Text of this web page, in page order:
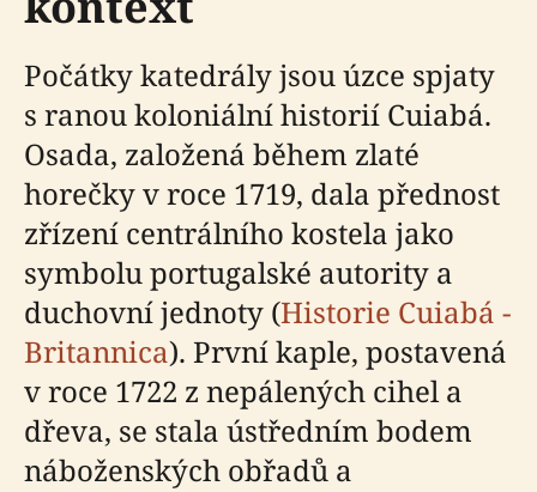
Počátky katedrály jsou úzce spjaty
s ranou koloniální historií Cuiabá.
Osada, založená během zlaté
horečky v roce 1719, dala přednost
zřízení centrálního kostela jako
symbolu portugalské autority a
duchovní jednoty (Historie Cuiabá -
Britannica). První kaple, postavená
v roce 1722 z nepálených cihel a
dřeva, se stala ústředním bodem
náboženských obřadů a